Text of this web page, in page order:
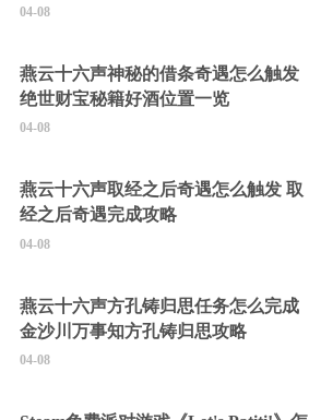
04-08
燕云十六声神秘的借条奇遇怎么触发
绝世财宝秘籍好酒位置一览
04-08
燕云十六声取经之后奇遇怎么触发 取
经之后奇遇完成攻略
04-08
燕云十六声方孔铸归思任务怎么完成
金沙川万事知方孔铸归思攻略
04-08